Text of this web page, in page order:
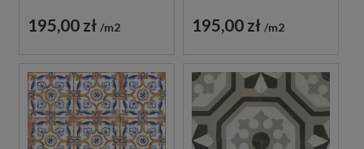
195,00 zł m2 195,00 zł m2